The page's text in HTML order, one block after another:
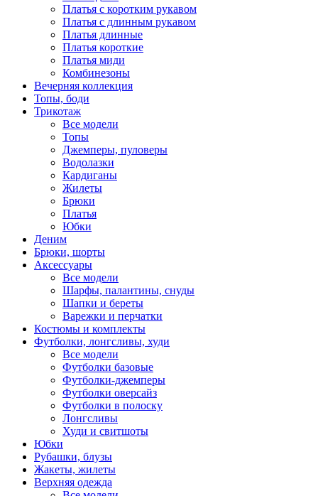
Платья с коротким рукавом
Платья с длинным рукавом
Платья длинные
Платья короткие
Платья миди
Комбинезоны
Вечерняя коллекция
Топы, боди
Трикотаж
Все модели
Топы
Джемперы, пуловеры
Водолазки
Кардиганы
Жилеты
Брюки
Платья
Юбки
Деним
Брюки, шорты
Аксессуары
Все модели
Шарфы, палантины, снуды
Шапки и береты
Варежки и перчатки
Костюмы и комплекты
Футболки, лонгсливы, худи
Все модели
Футболки базовые
Футболки-джемперы
Футболки оверсайз
Футболки в полоску
Лонгсливы
Худи и свитшоты
Юбки
Рубашки, блузы
Жакеты, жилеты
Верхняя одежда